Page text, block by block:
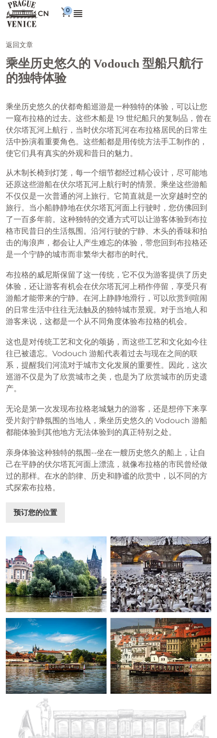
CN
返回文章
乘坐历史悠久的 Vodouch 型船只航行
的独特体验
乘坐历史悠久的伏都奇船巡游是一种独特的体验，可以让您
一窥布拉格的过去。这些木船是 19 世纪船只的复制品，曾在
伏尔塔瓦河上航行，当时伏尔塔瓦河在布拉格居民的日常生
活中扮演着重要角色。这些船都是用传统方法手工制作的，
使它们具有真实的外观和昔日的魅力。
从木制长椅到灯笼，每一个细节都经过精心设计，尽可能地
还原这些游船在伏尔塔瓦河上航行时的情景。乘坐这些游船
不仅仅是一次普通的河上旅行。它简直就是一次穿越时空的
旅行。当小船静静地在伏尔塔瓦河面上行驶时，您仿佛回到
了一百多年前。这种独特的交通方式可以让游客体验到布拉
格市民昔日的生活氛围。沿河行驶的宁静、木头的香味和拍
击的海浪声，都会让人产生难忘的体验，带您回到布拉格还
是一个宁静的城市而非繁华大都市的时代。
布拉格的威尼斯保留了这一传统，它不仅为游客提供了历史
体验，还让游客有机会在伏尔塔瓦河上稍作停留，享受只有
游船才能带来的宁静。在河上静静地滑行，可以欣赏到喧闹
的日常生活中往往无法触及的独特城市景观。对于当地人和
游客来说，这都是一个从不同角度体验布拉格的机会。
这也是对传统工艺和文化的颂扬，而这些工艺和文化如今往
往已被遗忘。Vodouch 游船代表着过去与现在之间的联
系，提醒我们河流对于城市文化发展的重要性。因此，这次
巡游不仅是为了欣赏城市之美，也是为了欣赏城市的历史遗
产。
无论是第一次发现布拉格老城魅力的游客，还是想停下来享
受片刻宁静氛围的当地人，乘坐历史悠久的 Vodouch 游船
都能体验到其他地方无法体验到的真正特别之处。
亲身体验这种独特的氛围--坐在一艘历史悠久的船上，让自
己在平静的伏尔塔瓦河面上漂流，就像布拉格的市民曾经做
过的那样。在水的韵律、历史和静谧的欣赏中，以不同的方
式探索布拉格。
预订您的位置